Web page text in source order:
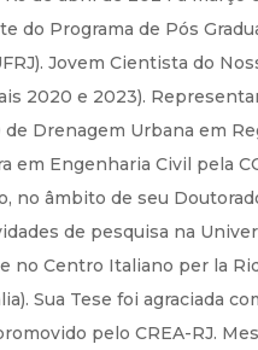
do Programa de Pós
Jovem Cientista do
2020 e 2023).
de Drenagem Urbana em
em Engenharia Civil pela
no âmbito de seu
de pesquisa na
no Centro Italiano per la
Sua Tese foi agraciada
pelo CREA-RJ.